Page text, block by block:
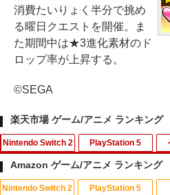
消費たいりょく半分で挑め
る曜日クエストを開催。ま
た期間中は★3進化素材のド
ロップ率が上昇する。
©SEGA
楽天市場 ゲーム/アニメ ランキング
Nintendo Switch 2 PlayStation 5
Amazon ゲーム/アニメ ランキング
Nintendo Switch 2 PlayStation 5